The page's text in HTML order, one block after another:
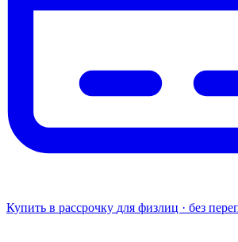
Купить в рассрочку для физлиц · без